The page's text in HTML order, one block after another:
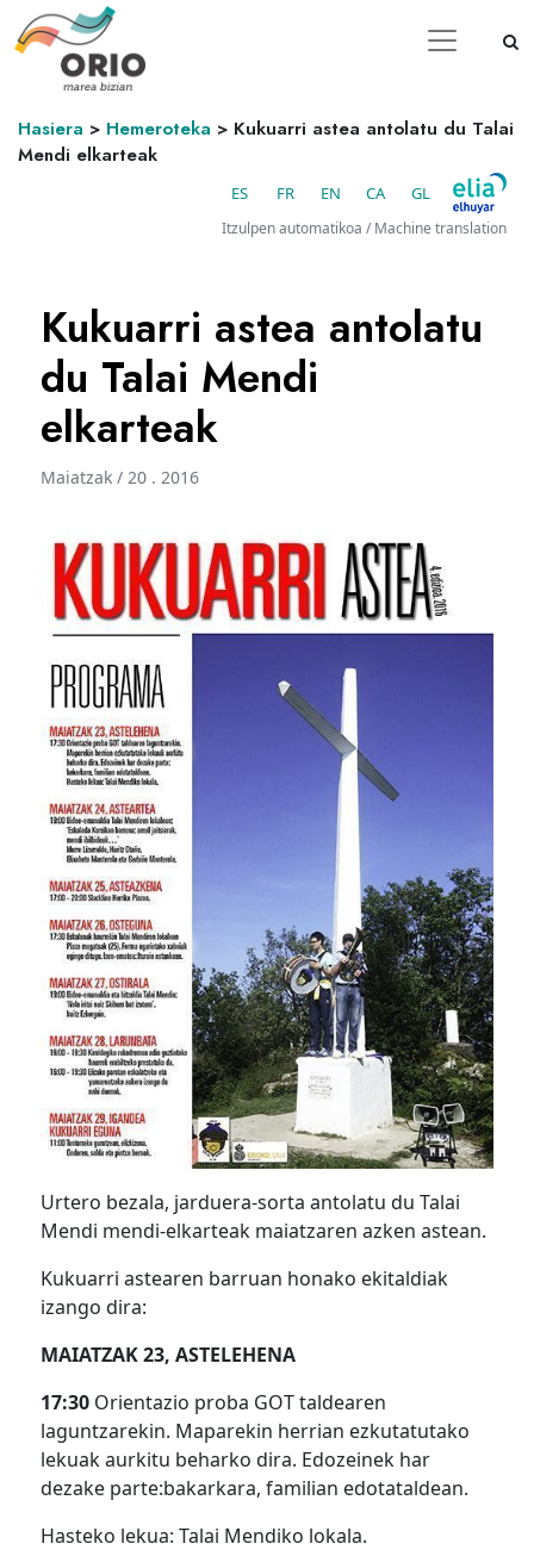
Hasiera > Hemeroteka > Kukuarri astea antolatu du Talai
Mendi elkarteak
ES FR EN CA GL
Itzulpen automatikoa / Machine translation
Kukuarri astea antolatu
du Talai Mendi
elkarteak
Maiatzak / 20 . 2016
Urtero bezala, jarduera-sorta antolatu du Talai
Mendi mendi-elkarteak maiatzaren azken astean.
Kukuarri astearen barruan honako ekitaldiak
izango dira:
MAIATZAK 23, ASTELEHENA
17:30 Orientazio proba GOT taldearen
laguntzarekin. Maparekin herrian ezkutatutako
lekuak aurkitu beharko dira. Edozeinek har
dezake parte:bakarkara, familian edotataldean.
Hasteko lekua: Talai Mendiko lokala.